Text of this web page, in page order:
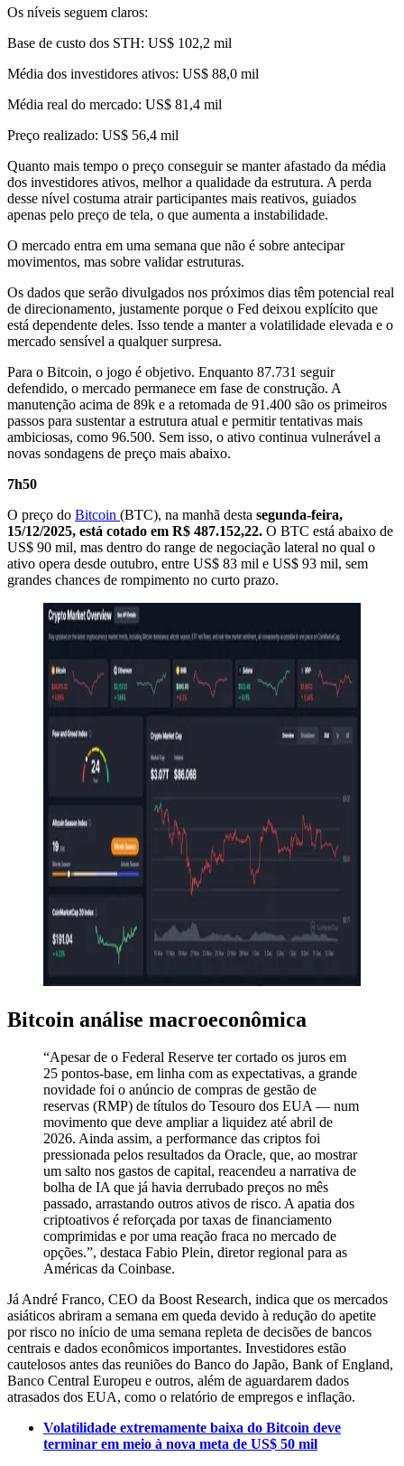
Os níveis seguem claros:
Base de custo dos STH: US$ 102,2 mil
Média dos investidores ativos: US$ 88,0 mil
Média real do mercado: US$ 81,4 mil
Preço realizado: US$ 56,4 mil
Quanto mais tempo o preço conseguir se manter afastado da média
dos investidores ativos, melhor a qualidade da estrutura. A perda
desse nível costuma atrair participantes mais reativos, guiados
apenas pelo preço de tela, o que aumenta a instabilidade.
O mercado entra em uma semana que não é sobre antecipar
movimentos, mas sobre validar estruturas.
Os dados que serão divulgados nos próximos dias têm potencial real
de direcionamento, justamente porque o Fed deixou explícito que
está dependente deles. Isso tende a manter a volatilidade elevada e o
mercado sensível a qualquer surpresa.
Para o Bitcoin, o jogo é objetivo. Enquanto 87.731 seguir
defendido, o mercado permanece em fase de construção. A
manutenção acima de 89k e a retomada de 91.400 são os primeiros
passos para sustentar a estrutura atual e permitir tentativas mais
ambiciosas, como 96.500. Sem isso, o ativo continua vulnerável a
novas sondagens de preço mais abaixo.
7h50
O preço do Bitcoin (BTC), na manhã desta segunda-feira,
15/12/2025, está cotado em R$ 487.152,22. O BTC está abaixo de
US$ 90 mil, mas dentro do range de negociação lateral no qual o
ativo opera desde outubro, entre US$ 83 mil e US$ 93 mil, sem
grandes chances de rompimento no curto prazo.
Bitcoin análise macroeconômica
“Apesar de o Federal Reserve ter cortado os juros em
25 pontos-base, em linha com as expectativas, a grande
novidade foi o anúncio de compras de gestão de
reservas (RMP) de títulos do Tesouro dos EUA — num
movimento que deve ampliar a liquidez até abril de
2026. Ainda assim, a performance das criptos foi
pressionada pelos resultados da Oracle, que, ao mostrar
um salto nos gastos de capital, reacendeu a narrativa de
bolha de IA que já havia derrubado preços no mês
passado, arrastando outros ativos de risco. A apatia dos
criptoativos é reforçada por taxas de financiamento
comprimidas e por uma reação fraca no mercado de
opções.”, destaca Fabio Plein, diretor regional para as
Américas da Coinbase.
Já André Franco, CEO da Boost Research, indica que os mercados
asiáticos abriram a semana em queda devido à redução do apetite
por risco no início de uma semana repleta de decisões de bancos
centrais e dados econômicos importantes. Investidores estão
cautelosos antes das reuniões do Banco do Japão, Bank of England,
Banco Central Europeu e outros, além de aguardarem dados
atrasados dos EUA, como o relatório de empregos e inflação.
Volatilidade extremamente baixa do Bitcoin deve
terminar em meio à nova meta de US$ 50 mil